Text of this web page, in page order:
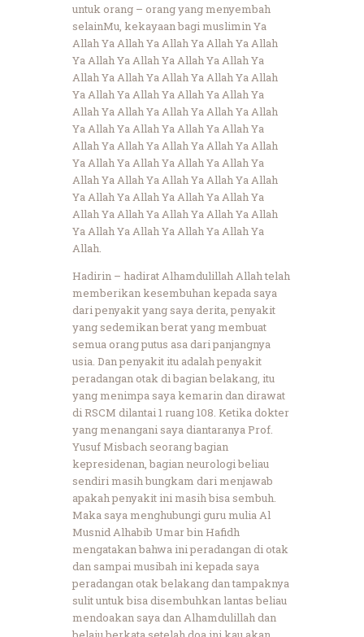
untuk orang – orang yang menyembah
selainMu, kekayaan bagi muslimin Ya
Allah Ya Allah Ya Allah Ya Allah Ya Allah
Ya Allah Ya Allah Ya Allah Ya Allah Ya
Allah Ya Allah Ya Allah Ya Allah Ya Allah
Ya Allah Ya Allah Ya Allah Ya Allah Ya
Allah Ya Allah Ya Allah Ya Allah Ya Allah
Ya Allah Ya Allah Ya Allah Ya Allah Ya
Allah Ya Allah Ya Allah Ya Allah Ya Allah
Ya Allah Ya Allah Ya Allah Ya Allah Ya
Allah Ya Allah Ya Allah Ya Allah Ya Allah
Ya Allah Ya Allah Ya Allah Ya Allah Ya
Allah Ya Allah Ya Allah Ya Allah Ya Allah
Ya Allah Ya Allah Ya Allah Ya Allah Ya
Allah.
Hadirin – hadirat Alhamdulillah Allah telah
memberikan kesembuhan kepada saya
dari penyakit yang saya derita, penyakit
yang sedemikan berat yang membuat
semua orang putus asa dari panjangnya
usia. Dan penyakit itu adalah penyakit
peradangan otak di bagian belakang, itu
yang menimpa saya kemarin dan dirawat
di RSCM dilantai 1 ruang 108. Ketika dokter
yang menangani saya diantaranya Prof.
Yusuf Misbach seorang bagian
kepresidenan, bagian neurologi beliau
sendiri masih bungkam dari menjawab
apakah penyakit ini masih bisa sembuh.
Maka saya menghubungi guru mulia Al
Musnid Alhabib Umar bin Hafidh
mengatakan bahwa ini peradangan di otak
dan sampai musibah ini kepada saya
peradangan otak belakang dan tampaknya
sulit untuk bisa disembuhkan lantas beliau
mendoakan saya dan Alhamdulillah dan